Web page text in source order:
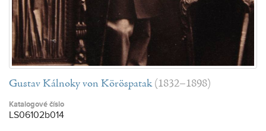
Gustav Kálnoky von Köröspatak (1832–1898)
Katalogové číslo
LS06102b014